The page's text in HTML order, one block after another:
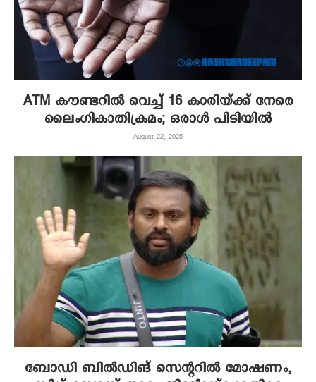
ATM കൗണ്ടറിൽ വെച്ച് 16 കാരിയ്ക്ക് നേരെ
ലൈംഗികാതിക്രമം; ഒരാൾ പിടിയിൽ
August 22, 2025
ബോഡി ബിൽഡിങ് സെന്ററിൽ മോഷണം,